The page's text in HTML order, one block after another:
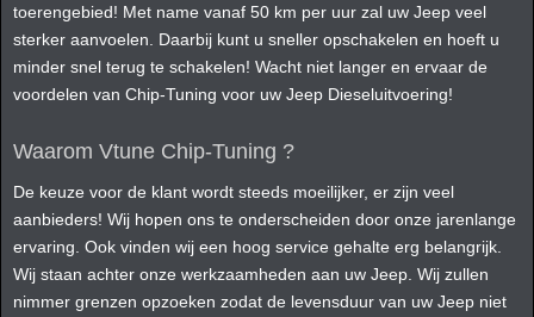
toerengebied! Met name vanaf 50 km per uur zal uw Jeep veel
sterker aanvoelen. Daarbij kunt u sneller opschakelen en hoeft u
minder snel terug te schakelen! Wacht niet langer en ervaar de
voordelen van Chip-Tuning voor uw Jeep Dieseluitvoering!
Waarom Vtune Chip-Tuning ?
De keuze voor de klant wordt steeds moeilijker, er zijn veel
aanbieders! Wij hopen ons te onderscheiden door onze jarenlange
ervaring. Ook vinden wij een hoog service gehalte erg belangrijk.
Wij staan achter onze werkzaamheden aan uw Jeep. Wij zullen
nimmer grenzen opzoeken zodat de levensduur van uw Jeep niet